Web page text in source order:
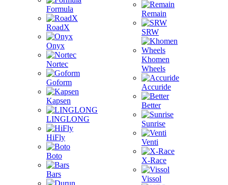
Formula
RoadX
Onyx
Nortec
Goform
Kapsen
LINGLONG
HiFly
Boto
Bars
Remain
SRW
Khomen
Wheels
Accuride
Better
Sunrise
Venti
X-Race
Vissol